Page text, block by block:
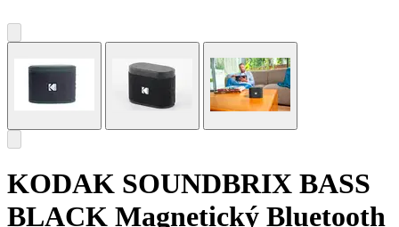
KODAK SOUNDBRIX BASS
BLACK Magnetický Bluetooth